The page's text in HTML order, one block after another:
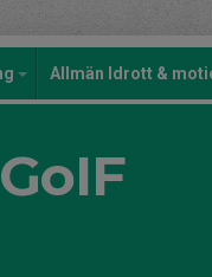
Allmän Idrott &